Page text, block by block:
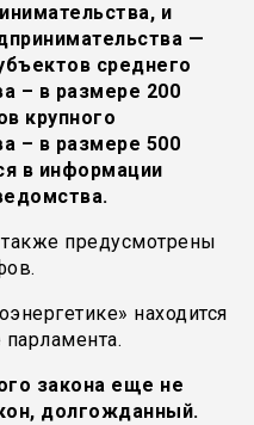
и
—
среднего
– в размере 200
крупного
– в размере 500
в информации
предусмотрены
находится
закона еще не
долгожданный.